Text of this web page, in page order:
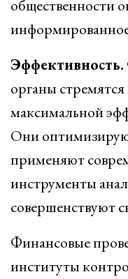
общественности
Эффективность.
органы
максимальной
Они
применяют
инструменты
совершенствуют
Финансовые
институты